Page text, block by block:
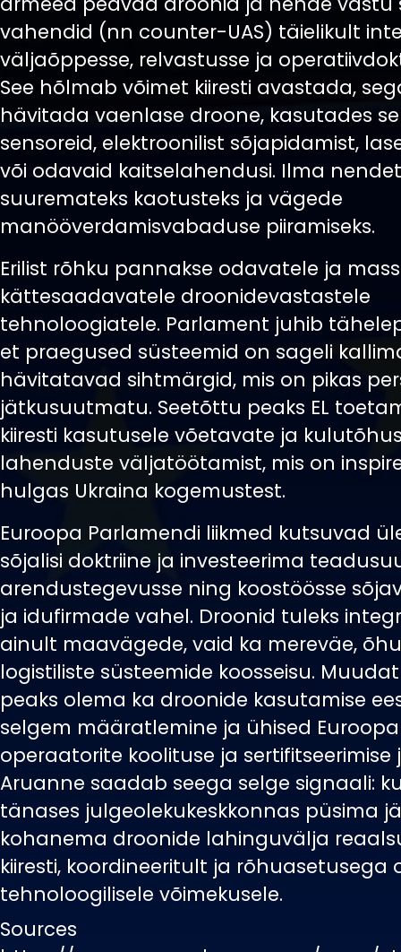
vahendid (nn counter-UAS) täielikult
väljaõppesse, relvastusse ja
See hõlmab võimet kiiresti avastada,
hävitada vaenlase droone, kasutades
sensoreid, elektroonilist sõjapidamist,
või odavaid kaitselahendusi. Ilma
suuremateks kaotusteks ja vägede
manööverdamisvabaduse piiramiseks.
Erilist rõhku pannakse odavatele ja
kättesaadavatele droonidevastastele
tehnoloogiatele. Parlament juhib
et praegused süsteemid on sageli
hävitatavad sihtmärgid, mis on pikas
jätkusuutmatu. Seetõttu peaks EL
kiiresti kasutusele võetavate ja
lahenduste väljatöötamist, mis on
hulgas Ukraina kogemustest.
Euroopa Parlamendi liikmed kutsuvad
sõjalisi doktriine ja investeerima
arendustegevusse ning koostöösse
ja idufirmade vahel. Droonid tuleks
ainult maavägede, vaid ka mereväe,
logistiliste süsteemide koosseisu.
peaks olema ka droonide kasutamise
selgem määratlemine ja ühised
operaatorite koolituse ja sertifitseerimise
Aruanne saadab seega selge signaali:
tänases julgeolekukeskkonnas püsima
kohanema droonide lahinguvälja
kiiresti, koordineeritult ja rõhuasetusega
tehnoloogilisele võimekusele.
Sources